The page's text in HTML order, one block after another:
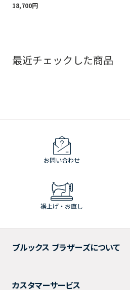
ツ Regular Fit
18,700円
最近チェックした商品
お問い合わせ
裾上げ・お直し
ブルックス ブラザーズについて
カスタマーサービス